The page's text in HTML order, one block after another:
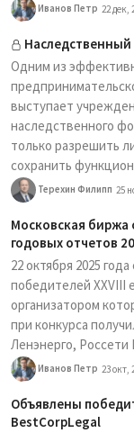
Иванов Петр 22 дек,
Наследственный
Одним из
выступает
наследственного
только разрешить
сохранить
Терехин Филипп 25
Московская биржа
годовых отчетов
22 октября 2025
победителей XXVIII
организатором
при конкурса
Ленэнерго,
Иванов Петр 23 окт,
Объявлены
BestCorpLegal